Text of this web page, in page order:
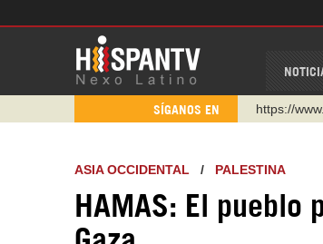
SÍGANOS EN
https://
http://
https://
https://
ASIA OCCIDENTAL / PALESTINA
HAMAS: El pueblo
Gaza